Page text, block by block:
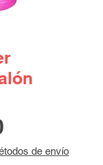
de envío